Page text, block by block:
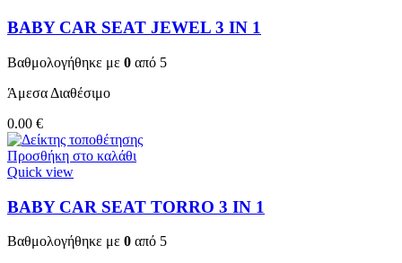
BABY CAR SEAT JEWEL 3 ΙΝ 1
Βαθμολογήθηκε με 0 από 5
Άμεσα Διαθέσιμο
0.00 €
Προσθήκη στο καλάθι
Quick view
BABY CAR SEAT TORRO 3 ΙΝ 1
Βαθμολογήθηκε με 0 από 5